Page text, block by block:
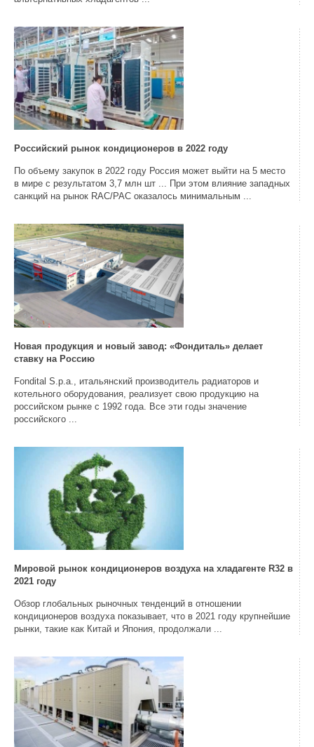
Российский рынок кондиционеров в 2022 году
По объему закупок в 2022 году Россия может выйти на 5 место
в мире с результатом 3,7 млн шт ... При этом влияние западных
санкций на рынок RAC/PAC оказалось минимальным ...
Новая продукция и новый завод: «Фондиталь» делает
ставку на Россию
Fondital S.p.a., итальянский производитель радиаторов и
котельного оборудования, реализует свою продукцию на
российском рынке с 1992 года. Все эти годы значение
российского ...
Мировой рынок кондиционеров воздуха на хладагенте R32 в
2021 году
Обзор глобальных рыночных тенденций в отношении
кондиционеров воздуха показывает, что в 2021 году крупнейшие
рынки, такие как Китай и Япония, продолжали ...